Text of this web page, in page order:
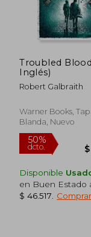
dcto.
Troubled
Inglés)
Robert Galbraith
Warner Books,
Blanda, Nuevo
Disponible
en Buen Estado
$ 46.517